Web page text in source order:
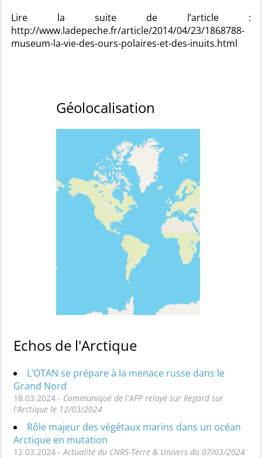
Lire la suite de l’article :
http://www.ladepeche.fr/article/2014/04/23/1868788-
museum-la-vie-des-ours-polaires-et-des-inuits.html
Géolocalisation
Echos de l'Arctique
L’OTAN se prépare à la menace russe dans le
Grand Nord
18.03.2024 - Communiqué de l'AFP relayé sur Regard sur
l'Arctique le 12/03/2024
Rôle majeur des végétaux marins dans un océan
Arctique en mutation
12.03.2024 - Actualité du CNRS-Terre & Univers du 07/03/2024